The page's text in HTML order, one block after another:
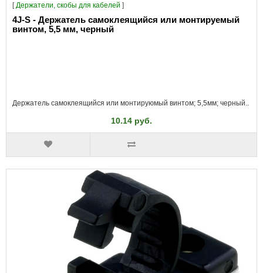
[Держатели, скобы для кабелей ]
4J-S - Держатель самоклеящийся или монтируемый
винтом, 5,5 мм, черный
Держатель самоклеящийся или монтируюмый винтом; 5,5мм; черный..
10.14 руб.